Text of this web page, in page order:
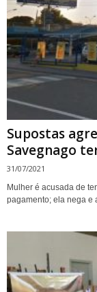
Supostas
Savegnago
31/07/2021
Mulher é acusada de
pagamento; ela nega e